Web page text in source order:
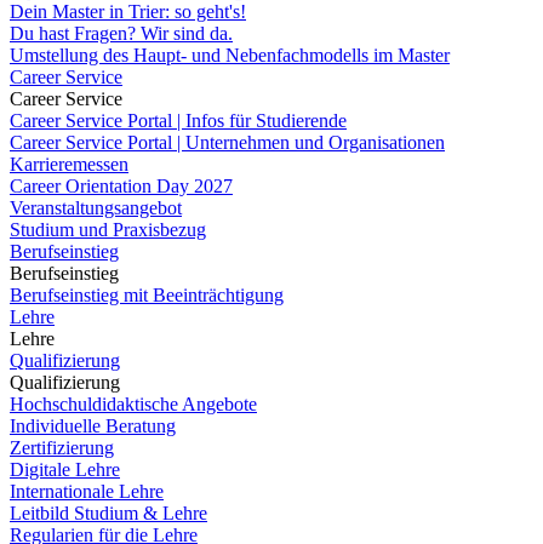
Dein Master in Trier: so geht's!
Du hast Fragen? Wir sind da.
Umstellung des Haupt- und Nebenfachmodells im Master
Career Service
Career Service
Career Service Portal | Infos für Studierende
Career Service Portal | Unternehmen und Organisationen
Karrieremessen
Career Orientation Day 2027
Veranstaltungsangebot
Studium und Praxisbezug
Berufseinstieg
Berufseinstieg
Berufseinstieg mit Beeinträchtigung
Lehre
Lehre
Qualifizierung
Qualifizierung
Hochschuldidaktische Angebote
Individuelle Beratung
Zertifizierung
Digitale Lehre
Internationale Lehre
Leitbild Studium & Lehre
Regularien für die Lehre